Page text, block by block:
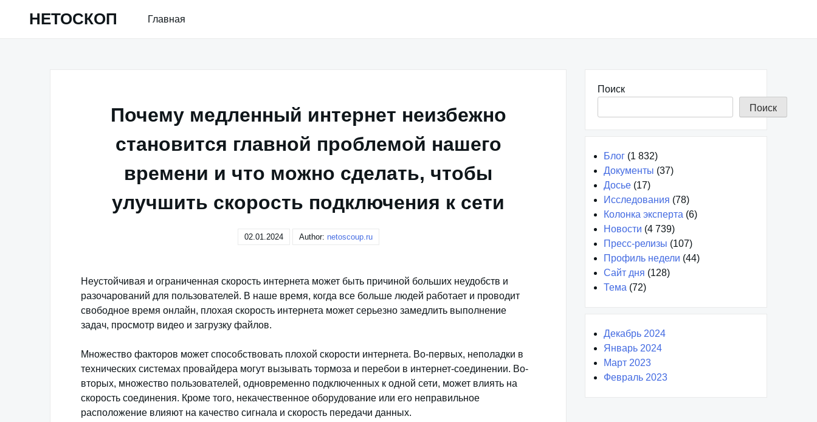
НЕТОСКОП Главная
Почему медленный интернет неизбежно
становится главной проблемой нашего
времени и что можно сделать, чтобы
улучшить скорость подключения к сети
02.01.2024 Author: netoscoup.ru
Неустойчивая и ограниченная скорость интернета может быть причиной больших неудобств и
разочарований для пользователей. В наше время, когда все больше людей работает и проводит
свободное время онлайн, плохая скорость интернета может серьезно замедлить выполнение
задач, просмотр видео и загрузку файлов.
Множество факторов может способствовать плохой скорости интернета. Во-первых, неполадки в
технических системах провайдера могут вызывать тормоза и перебои в интернет-соединении. Во-
вторых, множество пользователей, одновременно подключенных к одной сети, может влиять на
скорость соединения. Кроме того, некачественное оборудование или его неправильное
расположение влияют на качество сигнала и скорость передачи данных.
Поиск
Поиск
Блог (1 832)
Документы (37)
Досье (17)
Исследования (78)
Колонка эксперта (6)
Новости (4 739)
Пресс-релизы (107)
Профиль недели (44)
Сайт дня (128)
Тема (72)
Декабрь 2024
Январь 2024
Март 2023
Февраль 2023